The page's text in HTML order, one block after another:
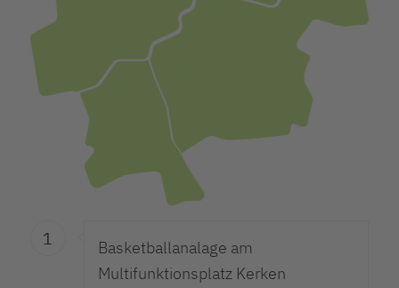
1
Basketballanalage am
Multifunktionsplatz Kerken